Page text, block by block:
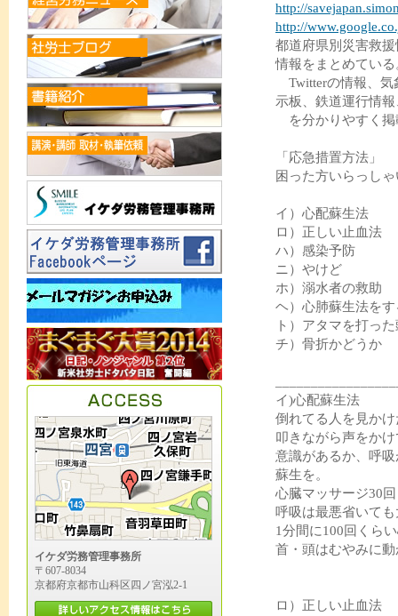
http://
http://
都道府県別災害救
情報をまとめている
Twitterの情報、気
示板、鉄道運行情
を分かりやすく掲
「応急措置方法」
困った方いらっし
イ）心配蘇生法
ロ）正しい止血法
ハ）感染予防
ニ）やけど
ホ）溺水者の救助
ヘ）心肺蘇生法を
ト）アタマを打っ
チ）骨折かどうか
イ)心配蘇生法
倒れてる人を見か
叩きながら声をか
意識があるか、呼
蘇生を。
心臓マッサージ30
呼吸は最悪省いて
1分間に100回くら
首・頭はむやみに
ロ）正しい止血法
イケダ労務管理事務所
〒607-8034
京都府京都市山科区四ノ宮泓2-1